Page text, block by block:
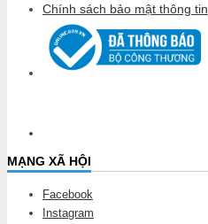
Chính sách bảo mật thông tin
MẠNG XÃ HỘI
Facebook
Instagram